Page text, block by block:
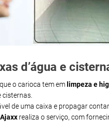
d’água e
o carioca tem em limpeza e
cisternas.
de uma caixa e propagar
Ajaxx realiza o serviço, com